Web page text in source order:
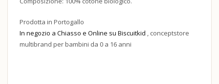
Prodotta in Portogallo
In negozio a Chiasso e Online su Biscuitkid , conceptstore
multibrand per bambini da 0 a 16 anni